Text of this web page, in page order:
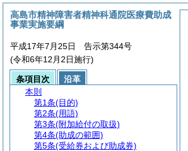
高島市精神障害者精神科通院医療費助成
事業実施要綱
平成17年7月25日 告示第344号
(令和6年12月2日施行)
条項目次
沿革
本則
第1条(目的)
第2条(用語)
第3条(附加給付の取扱)
第4条(助成の範囲)
第5条(受給券および助成券)